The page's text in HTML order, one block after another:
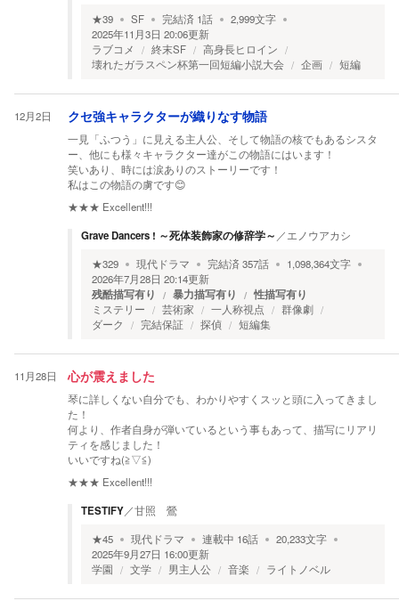
★39 SF 完結済 1話 2,999文字
2025年11月3日 20:06更新
ラブコメ
終末SF
高身長ヒロイン
壊れたガラスペン杯第一回短編小説大会
企画 短編
12月2日 クセ強キャラクターが織りなす物語
一見「ふつう」に見える主人公、そして物語の核でもあるシスタ
ー、他にも様々キャラクター達がこの物語にはいます！
笑いあり、時には涙ありのストーリーです！
私はこの物語の虜です😊
★★★ Excellent!!!
Grave Dancers ! ～死体装飾家の修辞学～ ／エノウアカシ
★329 現代ドラマ 完結済357話 1,098,364文字
2026年7月28日 20:14更新
残酷描写有り 暴力描写有り 性描写有り
ミステリー 芸術家 一人称視点
群像劇
ダーク
完結保証 探偵 短編集
11月28日 心が震えました
琴に詳しくない自分でも、わかりやすくスッと頭に入ってきまし
た！
何より、作者自身が弾いているという事もあって、描写にリアリ
ティを感じました！
いいですね(⁠≧⁠▽⁠≦⁠)
★★★ Excellent!!!
TESTIFY／甘照 鶯
★45 現代ドラマ 連載中 16話 20,233文字
2025年9月27日 16:00更新
学園
文学 男主人公 音楽 ライトノベル